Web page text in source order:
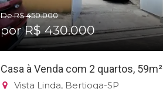
De R$ 450.000
por R$ 430.000
Casa à Venda com 2 quartos, 59m²
Vista Linda, Bertioga-SP